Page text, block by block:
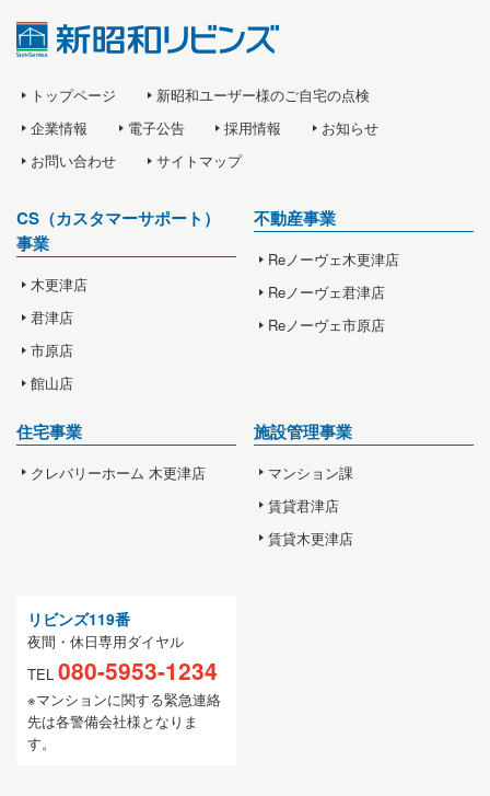
トップページ
新昭和ユーザー様のご自宅の点検
企業情報
電子公告 採用情報
お知らせ
お問い合わせ
サイトマップ
CS（カスタマーサポート）
事業
木更津店
君津店
市原店
館山店
不動産事業
Reノーヴェ木更津店
Reノーヴェ君津店
Reノーヴェ市原店
住宅事業
クレバリーホーム 木更津店
施設管理事業
マンション課
賃貸君津店
賃貸木更津店
リビンズ119番
夜間・休日専用ダイヤル
TEL 080-5953-1234
※マンションに関する緊急連絡
先は各警備会社様となりま
す。